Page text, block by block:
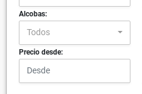
Alcobas:
Todos
Precio desde: